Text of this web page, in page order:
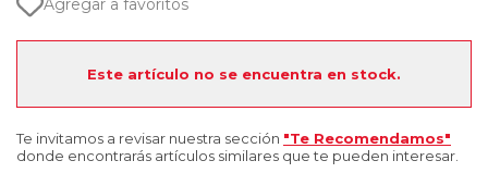
Agregar a favoritos
Este artículo no se encuentra en stock.
Te invitamos a revisar nuestra sección "Te Recomendamos"
donde encontrarás artículos similares que te pueden interesar.